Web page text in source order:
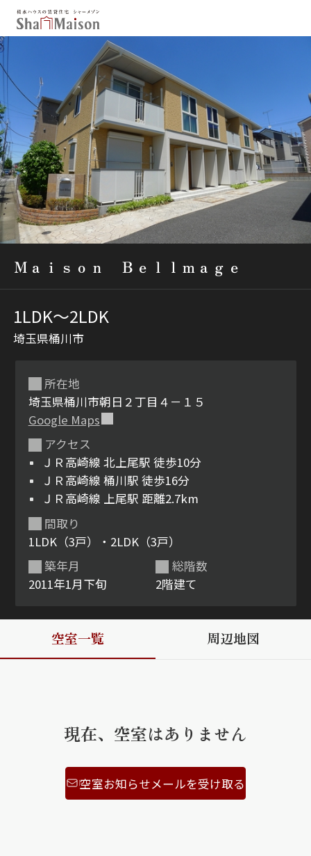
新着メール設定
最近見た物件
北海道
関東
中部
関西
中国・四国
九州
市区郡・路線・駅から探す
通勤・通学時間から探す
地図から探す
シャーメゾンとは
ン
ルームツアー 動画ギャラリー
ShaMaison STYLE
シャーメゾンライフサポート
Ｍａｉｓｏｎ Ｂｅｌｌｍａｇｅ
1LDK〜2LDK
埼玉県桶川市
所在地
埼玉県桶川市朝日２丁目４－１５
Google Maps
アクセス
ＪＲ高崎線 北上尾駅 徒歩10分
ＪＲ高崎線 桶川駅 徒歩16分
ＪＲ高崎線 上尾駅 距離2.7km
築年月
2011年1月下旬
間取り
1LDK（3戸）・2LDK（3戸）
総階数
2階建て
空室一覧 周辺地図
現在、空室はありません
空室お知らせメールを受け取る